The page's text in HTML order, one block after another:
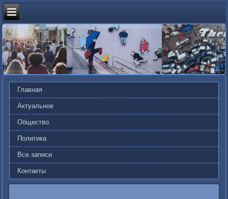
Главная
Актуальное
Общество
Политика
Все записи
Контакты